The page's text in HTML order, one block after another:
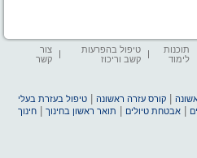
תוכנות
לימוד
טיפול בהפרעות
קשב וריכוז
צור
קשר
|קורס עזרה ראשונה |טיפול בעזרת בעלי
|אבטחת טיולים תואר ראשון בחינוך |חינוך